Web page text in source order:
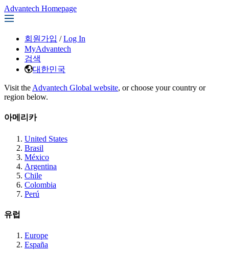
Advantech Homepage
회원가입 / Log In
MyAdvantech
검색
대한민국
Visit the Advantech Global website, or choose your country or
region below.
아메리카
United States
Brasil
México
Argentina
Chile
Colombia
Perú
유럽
Europe
España